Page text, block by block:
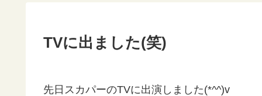
TVに出ました(笑)
先日スカパーのTVに出演しました(*^^)v